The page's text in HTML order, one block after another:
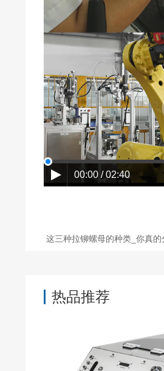
00:00 / 02:40
这三种拉铆螺母的种类_你真的
热品推荐